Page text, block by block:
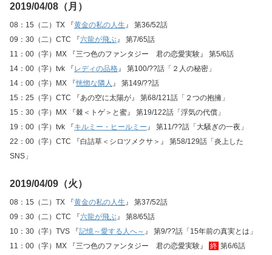
2019/04/08（月）
08：15（二）TX 『黄金の私の人生 』 第36/52話
09：30（二）CTC 『六龍が飛ぶ 』 第7/65話
11：00（字）MX 『三つ色のファンタジー 君の恋愛実験』 第5/6話
14：00（字）tvk 『レディの品格 』 第100/??話「２人の秘密」
14：00（字）MX 『恍惚な隣人 』 第149/??話
15：25（字）CTC 『あの空に太陽が』 第68/121話「２つの抱擁」
15：30（字）MX 『棘＜トゲ＞と蜜』 第19/122話「浮気の代償」
19：00（字）tvk 『キルミー・ヒールミー 』 第11/??話「大騒ぎの一夜」
22：00（字）CTC 『白詰草＜シロツメクサ＞』 第58/129話「炎上した
SNS」
2019/04/09（火）
08：15（二）TX 『黄金の私の人生 』 第37/52話
09：30（二）CTC 『六龍が飛ぶ 』 第8/65話
10：30（字）TVS 『記憶～愛する人へ～ 』 第9/??話「15年前の真実とは」
11：00（字）MX 『三つ色のファンタジー 君の恋愛実験』
終 第6/6話